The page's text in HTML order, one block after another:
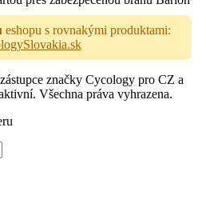
eshopu s rovnakými produktami:
značky Cycology pro CZ a
Všechna práva vyhrazena.